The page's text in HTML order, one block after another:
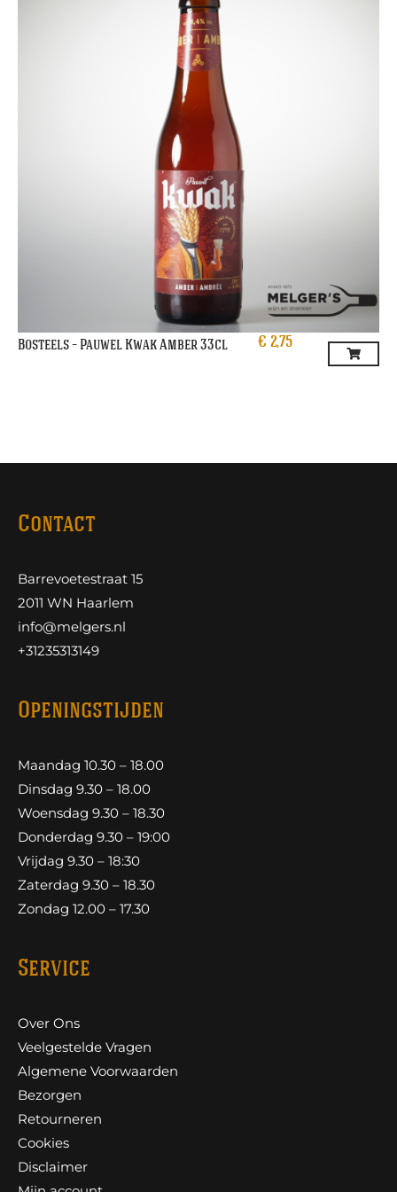
Bosteels – Pauwel Kwak Amber 33cl € 2,75
Contact
Barrevoetestraat 15
2011 WN Haarlem
info@melgers.nl
+31235313149
Openingstijden
Maandag 10.30 – 18.00
Dinsdag 9.30 – 18.00
Woensdag 9.30 – 18.30
Donderdag 9.30 – 19:00
Vrijdag 9.30 – 18:30
Zaterdag 9.30 – 18.30
Zondag 12.00 – 17.30
Service
Over Ons
Veelgestelde Vragen
Algemene Voorwaarden
Bezorgen
Retourneren
Cookies
Disclaimer